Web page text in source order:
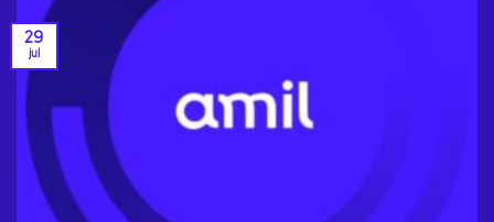
29
jul